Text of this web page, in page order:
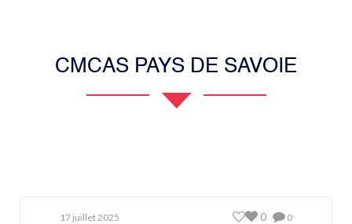
CMCAS PAYS DE SAVOIE
17 juillet 2025 0
0